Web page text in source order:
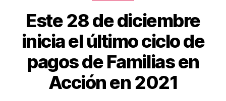
Este 28 de diciembre
inicia el último ciclo de
pagos de Familias en
Acción en 2021